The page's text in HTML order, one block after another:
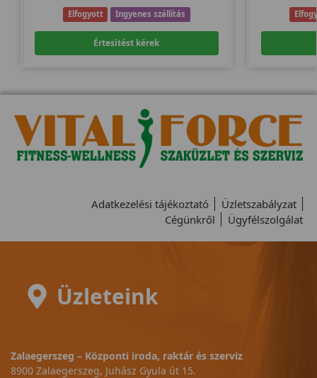
Elfogyott Ingyenes szállítás
Értesítést kérek
Adatkezelési tájékoztató
Üzletszabályzat
Cégünkről
Ügyfélszolgálat
Üzleteink
Zalaegerszeg – Központi iroda, raktár és szerviz
8900 Zalaegerszeg, Juhász Gyula út 15.